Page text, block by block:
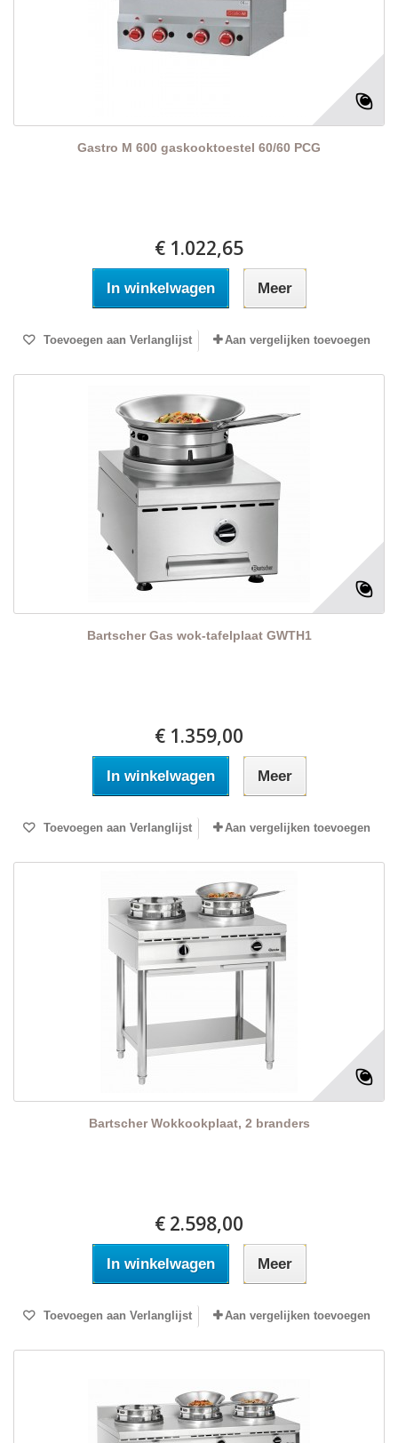
Gastro M 600 gaskooktoestel 60/60 PCG
€ 1.022,65
In winkelwagen Meer
Toevoegen aan Verlanglijst Aan vergelijken toevoegen
Bartscher Gas wok-tafelplaat GWTH1
€ 1.359,00
In winkelwagen Meer
Toevoegen aan Verlanglijst Aan vergelijken toevoegen
Bartscher Wokkookplaat, 2 branders
€ 2.598,00
In winkelwagen Meer
Toevoegen aan Verlanglijst Aan vergelijken toevoegen